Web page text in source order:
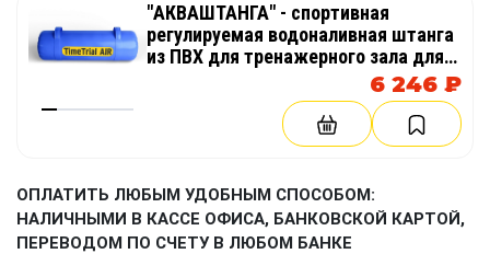
"АКВАШТАНГА" - спортивная
регулируемая водоналивная штанга
из ПВХ для тренажерного зала для
тренировки кора, для спорта,
фитнеса, кросфита
6 246 ₽
ОПЛАТИТЬ ЛЮБЫМ УДОБНЫМ СПОСОБОМ:
НАЛИЧНЫМИ В КАССЕ ОФИСА, БАНКОВСКОЙ КАРТОЙ,
ПЕРЕВОДОМ ПО СЧЕТУ В ЛЮБОМ БАНКЕ